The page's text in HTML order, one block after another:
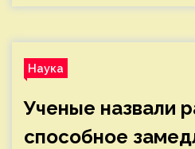
Наука
Ученые назвали
способное